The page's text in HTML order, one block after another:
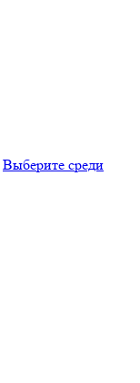
Выберите среди